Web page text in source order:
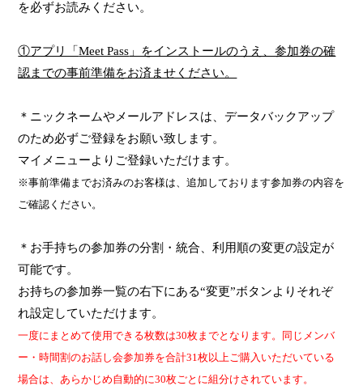
を必ずお読みください。
①アプリ「Meet Pass 」をインストールのうえ、参加券の確
認までの事前準備をお済ませください。
＊ニックネームやメールアドレスは、データバックアップ
のため必ずご登録をお願い致します。
マイメニューよりご登録いただけます。
※事前準備までお済みのお客様は、追加しております参加券の内容を
ご確認ください。
＊お手持ちの参加券の分割・統合、利用順の変更の設定が
可能です。
お持ちの参加券一覧の右下にある“変更”ボタンよりそれぞ
れ設定していただけます。
一度にまとめて使用できる枚数は30枚までとなります。同じメンバ
ー・時間割のお話し会参加券を合計31枚以上ご購入いただいている
場合は、あらかじめ自動的に30枚ごとに組分けされています。